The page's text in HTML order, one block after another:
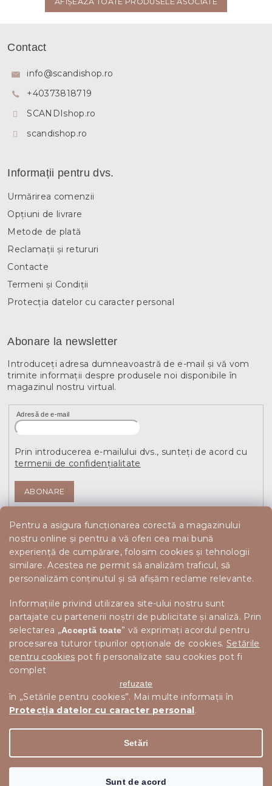
Pentru a asigura funcționarea corectă a magazinului
nostru online și pentru a vă oferi cea mai bună
experiență de cumpărare, folosim cookies și tehnologii
similare. Acestea ne permit să analizăm traficul, să
personalizăm conținutul și să afișăm reclame relevante.
Informațiile privind utilizarea site-ului nostru sunt
partajate cu partenerii noștri de publicitate și analiză. Prin
selectarea „Acceptă toate” vă exprimați acordul pentru
procesarea tuturor tipurilor opționale de cookies. Setările
pentru cookies pot fi personalizate sau cookies pot fi
complet
refuzate
în „Setările pentru cookies”. Mai multe informații în
Protecția datelor cu caracter personal.
Setări
Sunt de acord
Contact
info@scandishop.ro
+40373818719
SCANDIshop.ro
scandishop.ro
Informații pentru dvs.
Urmărirea comenzii
Opțiuni de livrare
Metode de plată
Reclamații și retururi
Contacte
Termeni și Condiții
Protecția datelor cu caracter personal
Abonare la newsletter
Introduceţi adresa dumneavoastră de e-mail şi vă vom
trimite informaţii despre produsele noi disponibile în
magazinul nostru virtual.
Adresă de e-mail
Prin introducerea e-mailului dvs., sunteți de acord cu
termenii de confidențialitate
ABONARE
Creat de Shoptet Premium